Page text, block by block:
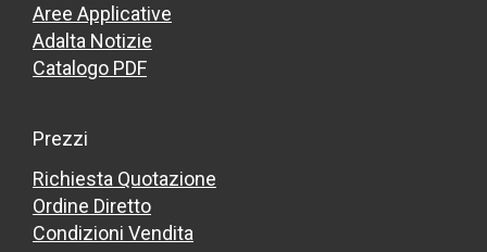
Aree Applicative
Adalta Notizie
Catalogo PDF
Prezzi
Richiesta Quotazione
Ordine Diretto
Condizioni Vendita